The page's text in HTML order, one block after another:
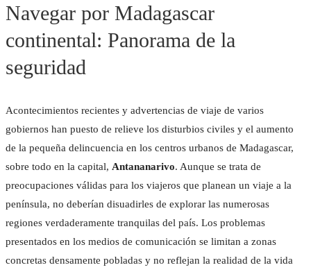
Navegar por Madagascar
continental: Panorama de la
seguridad
Acontecimientos recientes y advertencias de viaje de varios
gobiernos han puesto de relieve los disturbios civiles y el aumento
de la pequeña delincuencia en los centros urbanos de Madagascar,
sobre todo en la capital, Antananarivo. Aunque se trata de
preocupaciones válidas para los viajeros que planean un viaje a la
península, no deberían disuadirles de explorar las numerosas
regiones verdaderamente tranquilas del país. Los problemas
presentados en los medios de comunicación se limitan a zonas
concretas densamente pobladas y no reflejan la realidad de la vida